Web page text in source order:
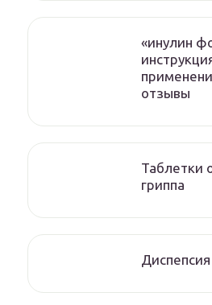
«инулин
отзывы
Таблетки
гриппа
Диспепсия